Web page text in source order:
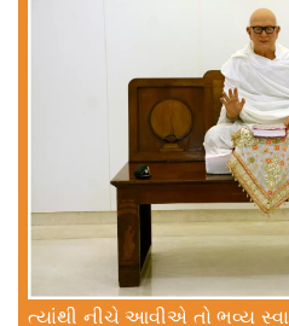
ત્યાંથી નીચે આવીએ તો ભવ્ય